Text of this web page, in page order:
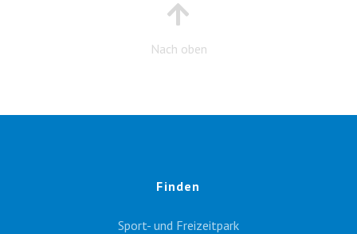
Nach oben
Finden
Sport- und Freizeitpark